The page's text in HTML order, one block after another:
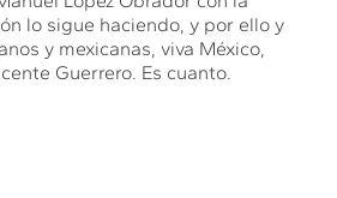
lo sigue haciendo, y por ello y
y mexicanas, viva México,
Guerrero. Es cuanto.